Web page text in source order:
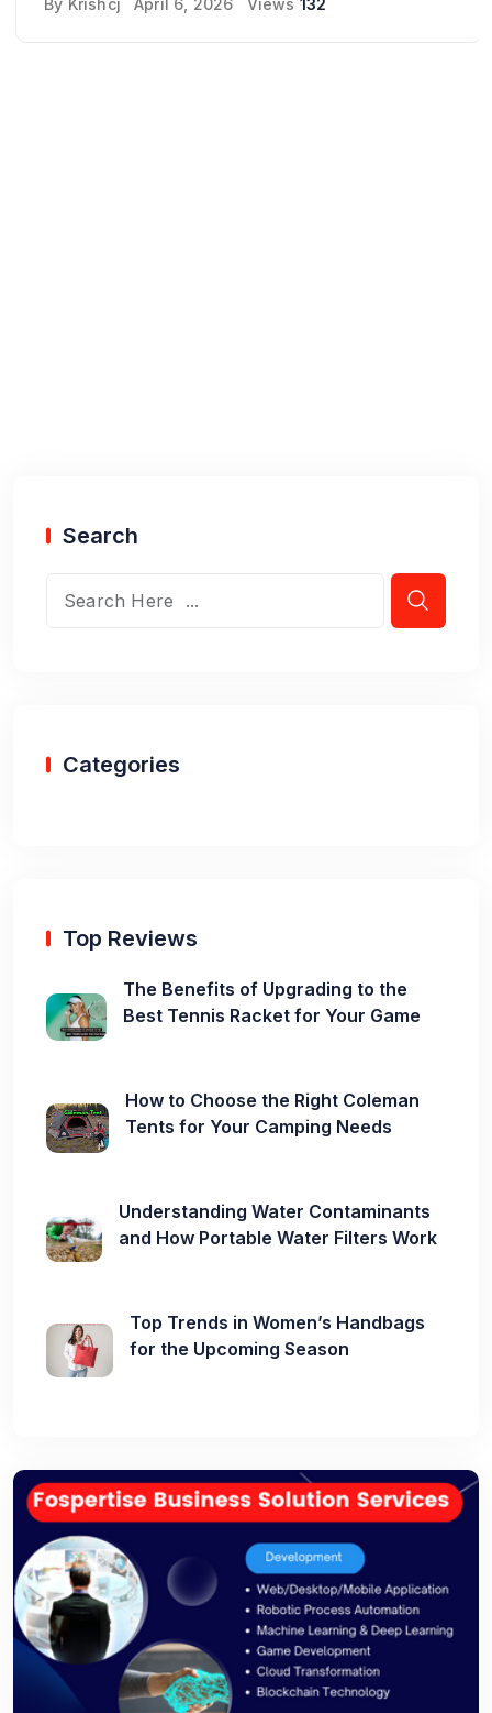
Search
Categories
Top Reviews
The Benefits of Upgrading to the
Best Tennis Racket for Your Game
How to Choose the Right Coleman
Tents for Your Camping Needs
Understanding Water Contaminants
and How Portable Water Filters Work
Top Trends in Women’s Handbags
for the Upcoming Season